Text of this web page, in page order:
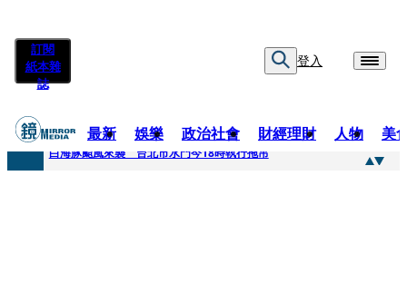
訂閱
紙本雜
誌
登入
最新 娛樂 政治社會 財經理財 人物 美
快訊
白海豚颱風來襲 台北市水門今18時執行拖吊